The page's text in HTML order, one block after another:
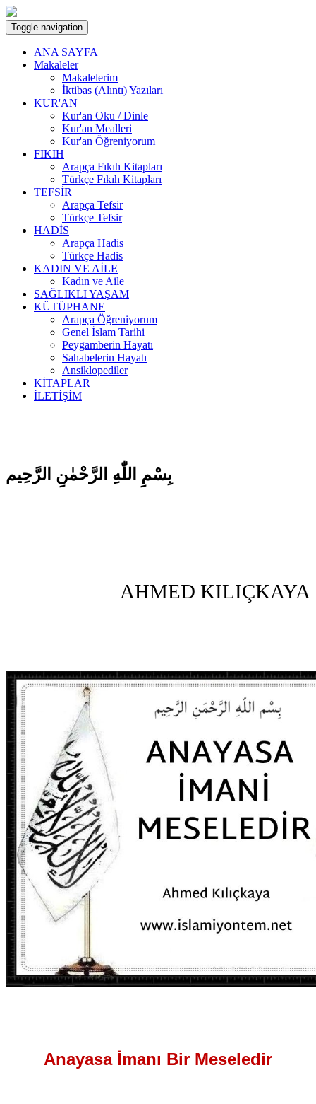
Toggle navigation
ANA SAYFA
Makaleler
Makalelerim
İktibas (Alıntı) Yazıları
KUR'AN
Kur'an Oku / Dinle
Kur'an Mealleri
Kur'an Öğreniyorum
FIKIH
Arapça Fıkıh Kitapları
Türkçe Fıkıh Kitapları
TEFSİR
Arapça Tefsir
Türkçe Tefsir
HADİS
Arapça Hadis
Türkçe Hadis
KADIN VE AİLE
Kadın ve Aile
SAĞLIKLI YAŞAM
KÜTÜPHANE
Arapça Öğreniyorum
Genel İslam Tarihi
Peygamberin Hayatı
Sahabelerin Hayatı
Ansiklopediler
KİTAPLAR
İLETİŞİM
بِسْمِ اللّٰهِ الرَّحْمٰنِ الرَّحِيم
AHMED KILIÇKAYA
Anayasa İmanı Bir Meseledir